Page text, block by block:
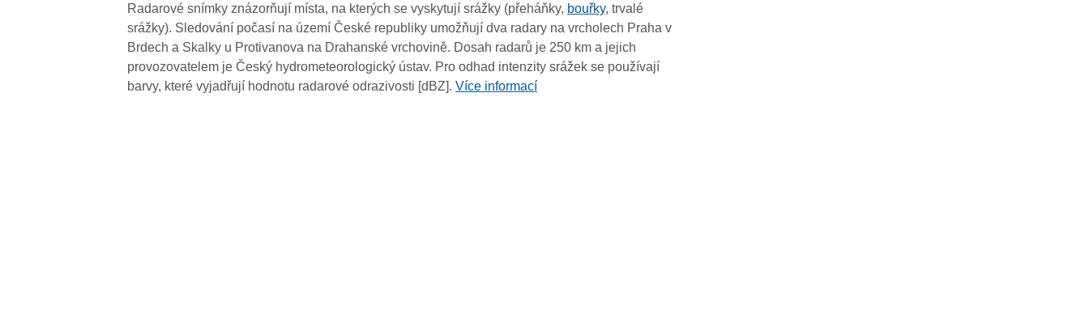
Radarové snímky znázorňují místa, na kterých se vyskytují srážky (přeháňky, bouřky, trvalé
srážky). Sledování počasí na území České republiky umožňují dva radary na vrcholech Praha v
Brdech a Skalky u Protivanova na Drahanské vrchovině. Dosah radarů je 250 km a jejich
provozovatelem je Český hydrometeorologický ústav. Pro odhad intenzity srážek se používají
barvy, které vyjadřují hodnotu radarové odrazivosti [dBZ].Více informací